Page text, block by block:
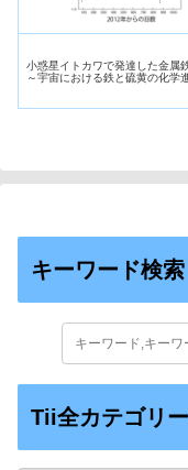
小惑星イトカワで発達した金属
～宇宙における鉄と硫黄の化学
キーワード検索
Tii全カテゴリー